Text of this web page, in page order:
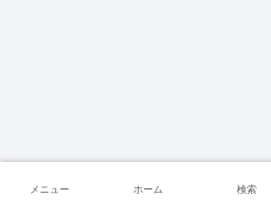
メニュー ホーム 検索